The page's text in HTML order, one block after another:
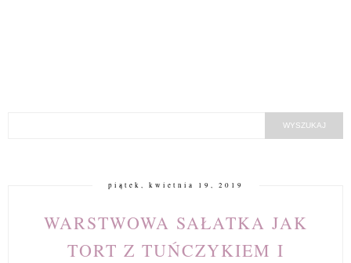
piątek, kwietnia 19, 2019
WARSTWOWA SAŁATKA JAK
TORT Z TUŃCZYKIEM I